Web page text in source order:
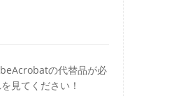
の代替品が必
見てください！